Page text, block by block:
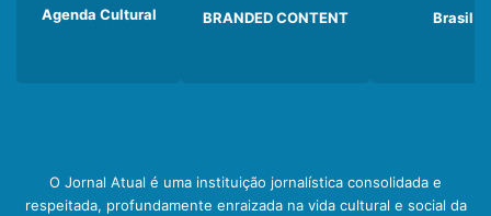
Agenda Cultural BRANDED CONTENT Brasil
O Jornal Atual é uma instituição jornalística consolidada e
respeitada, profundamente enraizada na vida cultural e social da